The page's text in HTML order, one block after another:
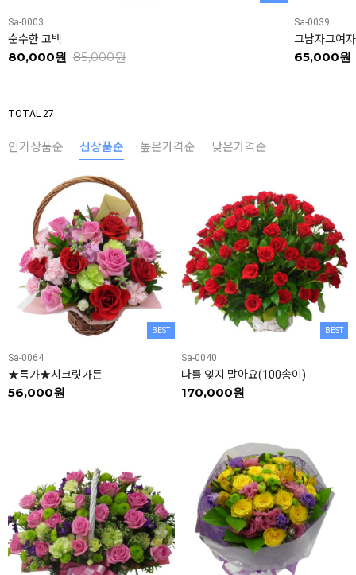
Sa-0003
순수한 고백
80,000원 85,000원
Sa-0039
그남자그여자
65,000원
TOTAL 27
인기상품순 신상품순 높은가격순 낮은가격순
BEST
Sa-0064
★특가★시크릿가든
56,000원
BEST
Sa-0040
나를 잊지 말아요(100송이)
170,000원